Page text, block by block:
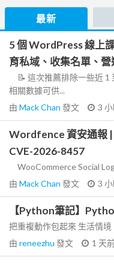
最新
5 個 WordPress 線上
育私域、收集名單、
📝 這次推薦排除一些近 1
相關數據可供...
由 Mack Chan 發文 3
Wordfence 資安通報
CVE-2026-8457
WooCommerce Social
由 Mack Chan 發文 3
【Python筆記】
把重複動作包起來 生活情境
由 reneezhu 發文 1 天